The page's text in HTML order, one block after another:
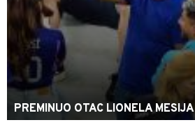
PREMINUO OTAC LIONELA MESIJA